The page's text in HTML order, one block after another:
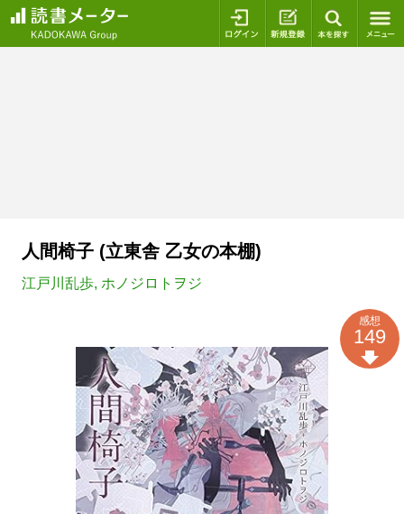
ログイン 新規登録
人間椅子 (立東舎 乙女の本棚)
江戸川乱歩, ホノジロトヲジ
感想
149